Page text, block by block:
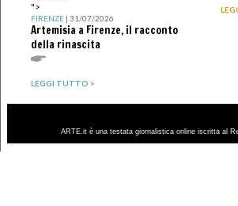
">
FIRENZE| 31/07/2026
Artemisia a Firenze, il racconto
della rinascita
LEGGI TUTTO >
ARTE.it è una testata giornalistica online iscritta al